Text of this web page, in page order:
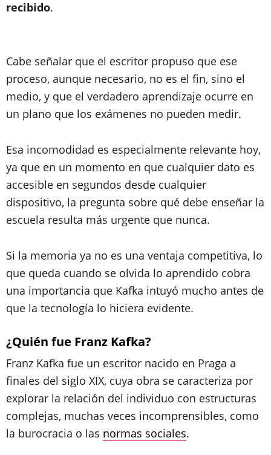
recibido.
Cabe señalar que el escritor propuso que ese
proceso, aunque necesario, no es el fin, sino el
medio, y que el verdadero aprendizaje ocurre en
un plano que los exámenes no pueden medir.
Esa incomodidad es especialmente relevante hoy,
ya que en un momento en que cualquier dato es
accesible en segundos desde cualquier
dispositivo, la pregunta sobre qué debe enseñar la
escuela resulta más urgente que nunca.
Si la memoria ya no es una ventaja competitiva, lo
que queda cuando se olvida lo aprendido cobra
una importancia que Kafka intuyó mucho antes de
que la tecnología lo hiciera evidente.
¿Quién fue Franz Kafka?
Franz Kafka fue un escritor nacido en Praga a
finales del siglo XIX, cuya obra se caracteriza por
explorar la relación del individuo con estructuras
complejas, muchas veces incomprensibles, como
la burocracia o las normas sociales.